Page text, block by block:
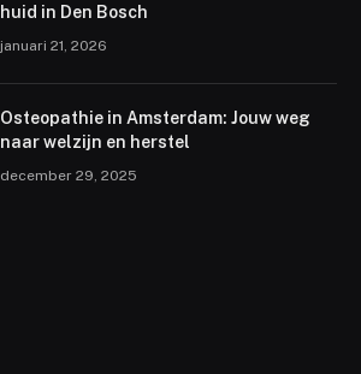
huid in Den Bosch
januari 21, 2026
Osteopathie in Amsterdam: Jouw weg
naar welzijn en herstel
december 29, 2025